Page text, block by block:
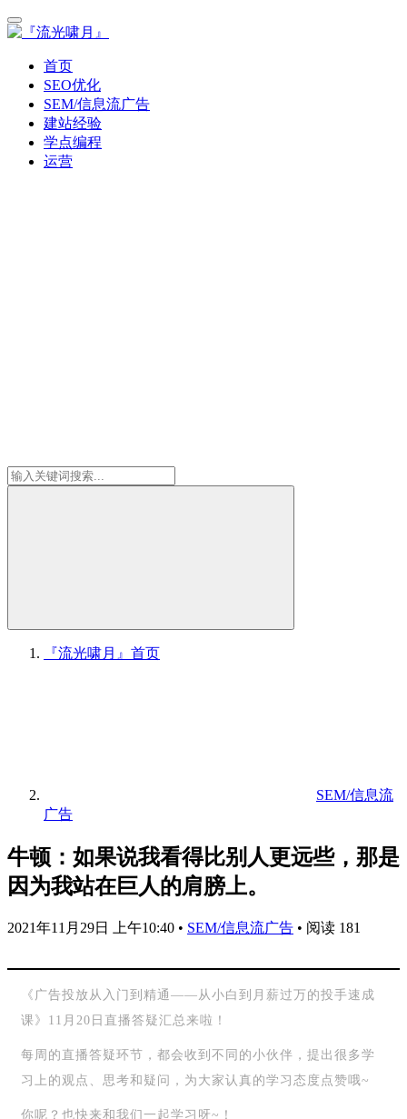
首页
SEO优化
SEM/信息流广告
建站经验
学点编程
运营
『流光啸月』 首页
SEM/信息流
广告
牛顿：如果说我看得比别人更远些，那是
因为我站在巨人的肩膀上。
2021年11月29日 上午10:40 • SEM/信息流广告 • 阅读 181
《广告投放从入门到精通——从小白到月薪过万的投手速成
课》11月20日直播答疑汇总来啦！
每周的直播答疑环节，都会收到不同的小伙伴，提出很多学
习上的观点、思考和疑问，为大家认真的学习态度点赞哦~
你呢？也快来和我们一起学习呀~！